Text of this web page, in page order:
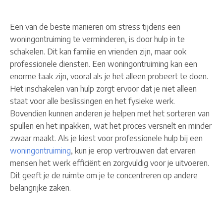
Een van de beste manieren om stress tijdens een
woningontruiming te verminderen, is door hulp in te
schakelen. Dit kan familie en vrienden zijn, maar ook
professionele diensten. Een woningontruiming kan een
enorme taak zijn, vooral als je het alleen probeert te doen.
Het inschakelen van hulp zorgt ervoor dat je niet alleen
staat voor alle beslissingen en het fysieke werk.
Bovendien kunnen anderen je helpen met het sorteren van
spullen en het inpakken, wat het proces versnelt en minder
zwaar maakt. Als je kiest voor professionele hulp bij een
woningontruiming, kun je erop vertrouwen dat ervaren
mensen het werk efficiënt en zorgvuldig voor je uitvoeren.
Dit geeft je de ruimte om je te concentreren op andere
belangrijke zaken.